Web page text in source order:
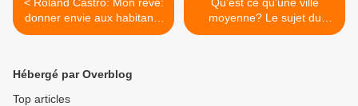
donner envie aux habitants
du Grand Paris d'y rester
moyenne? Le sujet du
Congrès de INTA à Rostock
Hébergé par Overblog
Top articles